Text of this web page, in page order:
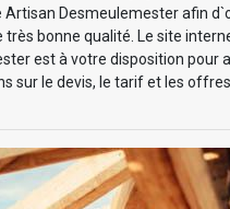
Artisan Desmeulemester afin
bonne qualité. Le site
est à votre disposition pour
sur le devis, le tarif et les